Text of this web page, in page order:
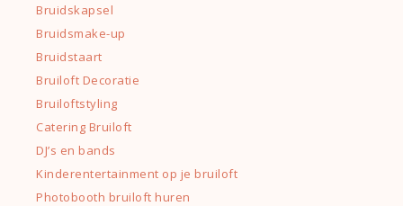
Bruidskapsel
Bruidsmake-up
Bruidstaart
Bruiloft Decoratie
Bruiloftstyling
Catering Bruiloft
DJ’s en bands
Kinderentertainment op je bruiloft
Photobooth bruiloft huren